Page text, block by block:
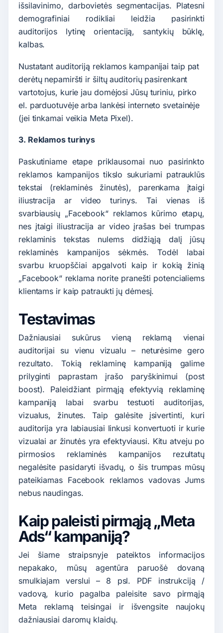
išsilavinimo, darbovietės segmentacijas. Platesni
demografiniai rodikliai leidžia pasirinkti
auditorijos lytinę orientaciją, santykių būklę,
kalbas.
Nustatant auditoriją reklamos kampanijai taip pat
derėtų nepamiršti ir šiltų auditorių pasirenkant
vartotojus, kurie jau domėjosi Jūsų turiniu, pirko
el. parduotuvėje arba lankėsi interneto svetainėje
(jei tinkamai veikia Meta Pixel).
3. Reklamos turinys
Paskutiniame etape priklausomai nuo pasirinkto
reklamos kampanijos tikslo sukuriami patrauklūs
tekstai (reklaminės žinutės), parenkama įtaigi
iliustracija ar video turinys. Tai vienas iš
svarbiausių „Facebook“ reklamos kūrimo etapų,
nes įtaigi iliustracija ar video įrašas bei trumpas
reklaminis tekstas nulems didžiąją dalį jūsų
reklaminės kampanijos sėkmės. Todėl labai
svarbu kruopščiai apgalvoti kaip ir kokią žinią
„Facebook“ reklama norite pranešti potencialiems
klientams ir kaip patraukti jų dėmesį.
Testavimas
Dažniausiai sukūrus vieną reklamą vienai
auditorijai su vienu vizualu – neturėsime gero
rezultato. Tokią reklaminę kampaniją galime
prilyginti paprastam įrašo paryškinimui (post
boost). Paleidžiant pirmąją efektyvią reklaminę
kampaniją labai svarbu testuoti auditorijas,
vizualus, žinutes. Taip galėsite įsivertinti, kuri
auditorija yra labiausiai linkusi konvertuoti ir kurie
vizualai ar žinutės yra efektyviausi. Kitu atveju po
pirmosios reklaminės kampanijos rezultatų
negalėsite pasidaryti išvadų, o šis trumpas mūsų
pateikiamas Facebook reklamos vadovas Jums
nebus naudingas.
Kaip paleisti pirmąją „Meta
Ads“ kampaniją?
Jei šiame straipsnyje pateiktos informacijos
nepakako, mūsų agentūra paruošė dovaną
smulkiajam verslui – 8 psl. PDF instrukciją /
vadovą, kurio pagalba paleisite savo pirmąją
Meta reklamą teisingai ir išvengsite naujokų
dažniausiai daromų klaidų.